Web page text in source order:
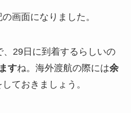
画面になりました。
29日に到着するらしいの
すね。海外渡航の際には余
ておきましょう。